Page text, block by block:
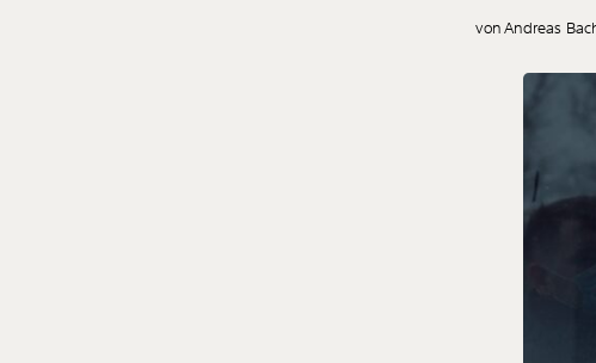
von Andreas